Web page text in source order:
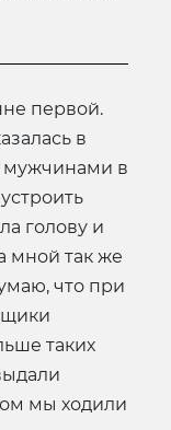
первой.
в
мужчинами в
голову и
мной так же
что при
таких
мы ходили